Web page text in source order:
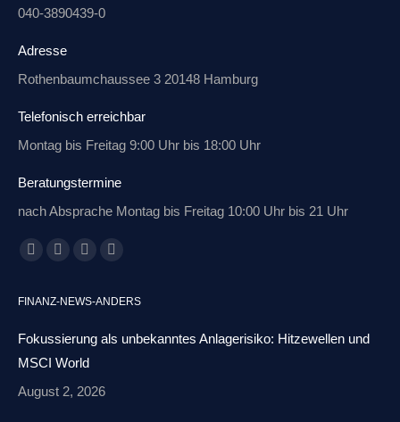
040-3890439-0
Adresse
Rothenbaumchaussee 3 20148 Hamburg
Telefonisch erreichbar
Montag bis Freitag 9:00 Uhr bis 18:00 Uhr
Beratungstermine
nach Absprache Montag bis Freitag 10:00 Uhr bis 21 Uhr
Finden Sie uns auf:
opensopensopenspage
FINANZ-NEWS-ANDERS
Fokussierung als unbekanntes Anlagerisiko: Hitzewellen und
MSCI World
August 2, 2026